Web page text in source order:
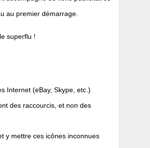
au premier démarrage.
superflu !
Internet (eBay, Skype, etc.)
des raccourcis, et non des
y mettre ces icônes inconnues